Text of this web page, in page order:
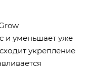
и уменьшает уже
укрепление